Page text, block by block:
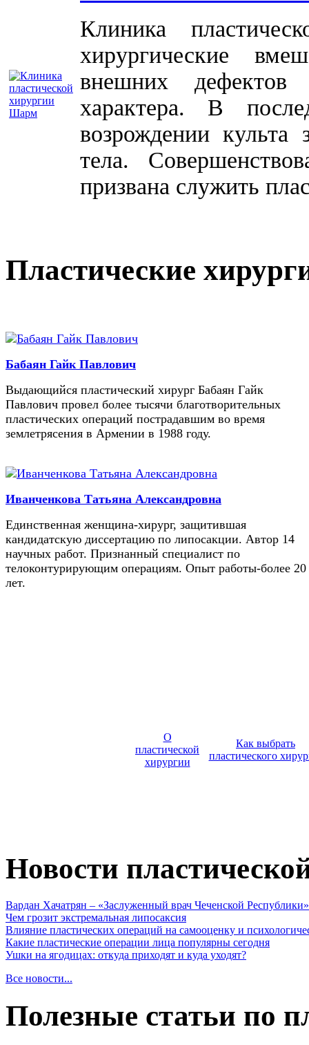
Клиника
хирургические
внешних дефектов
характера. В
возрождении культа
тела.
призвана служить
Пластические
Бабаян Гайк Павлович
Выдающийся пластический хирург Бабаян Гайк
Павлович провел более тысячи благотворительных
пластических операций пострадавшим во время
землетрясения в Армении в 1988 году.
Иванченкова Татьяна Александровна
Единственная женщина-хирург, защитившая
кандидатскую диссертацию по липосакции. Автор 14
научных работ. Признанный специалист по
телоконтурирующим операциям. Опыт работы-более 20
лет.
О
пластической
хирургии
Как выбрать
пластического
Новости
Вардан Хачатрян – «Заслуженный врач Чеченской Республики»
Чем грозит экстремальная липосаксия
Влияние пластических операций на самооценку и
Какие пластические операции лица популярны сегодня
Ушки на ягодицах: откуда приходят и куда уходят?
Все новости...
Полезные статьи по